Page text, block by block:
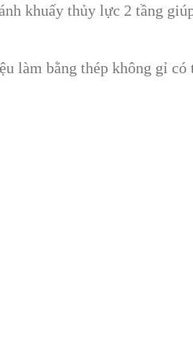
khuấy thủy lực 2 tầng
làm bằng thép không gỉ